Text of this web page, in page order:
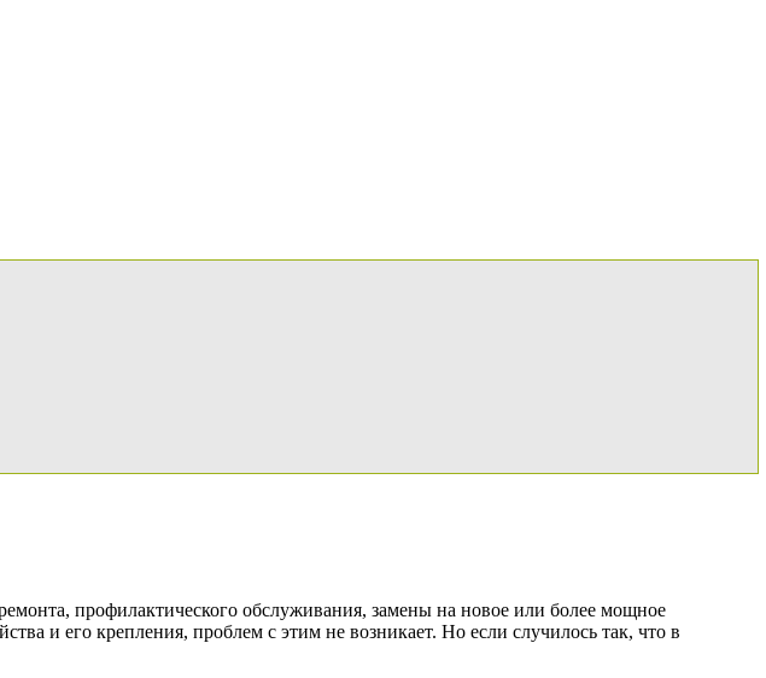
профилактического обслуживания, замены на новое или более мощное
и его крепления, проблем с этим не возникает. Но если случилось так, что в